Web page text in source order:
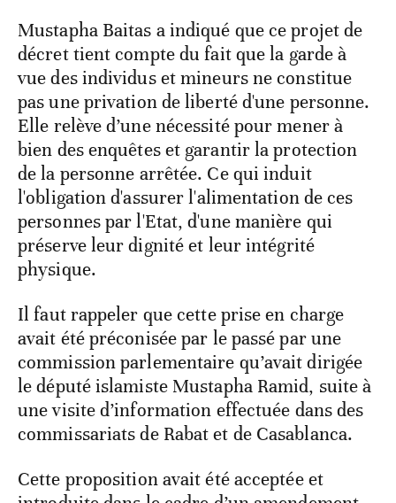
Mustapha Baitas a indiqué que ce projet de
décret tient compte du fait que la garde à
vue des individus et mineurs ne constitue
pas une privation de liberté d'une personne.
Elle relève d’une nécessité pour mener à
bien des enquêtes et garantir la protection
de la personne arrêtée. Ce qui induit
l'obligation d'assurer l'alimentation de ces
personnes par l'Etat, d'une manière qui
préserve leur dignité et leur intégrité
physique.
Il faut rappeler que cette prise en charge
avait été préconisée par le passé par une
commission parlementaire qu’avait dirigée
le député islamiste Mustapha Ramid, suite à
une visite d’information effectuée dans des
commissariats de Rabat et de Casablanca.
Cette proposition avait été acceptée et